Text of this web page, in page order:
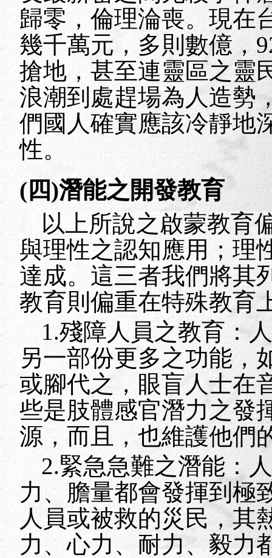
歸零，倫理淪喪。現在
幾千萬元，多則數億，
搶地，甚至連靈區之靈
浪潮到處趕場為人造勢
們國人確實應該冷靜地
性。
(四)潛能之開發教育
以上所說之啟蒙教育
與理性之認知應用；理
達成。這三者我們將其
教育則偏重在特殊教育
1.殘障人員之教育：
另一部份更多之功能，
或腳代之，眼盲人士在
些是肢體感官潛力之發
源，而且，也維護他們
2.緊急急難之潛能：
力、膽量都會發揮到極
人員或被救的災民，其
力、心力、耐力、毅力